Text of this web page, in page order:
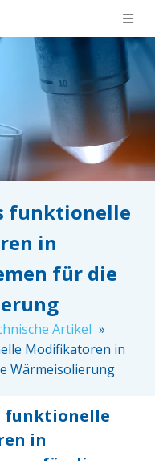
funktionelle
in
für die
Artikel »
Modifikatoren in
Wärmeisolierung
funktionelle
in